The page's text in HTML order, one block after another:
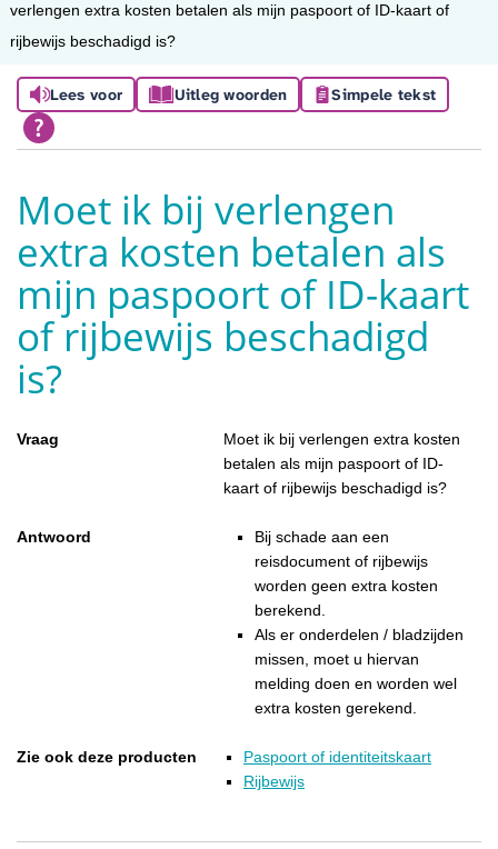
verlengen extra kosten betalen als mijn paspoort of ID-kaart of
rijbewijs beschadigd is?
Lees voor Uitleg woorden Simpele tekst
Moet ik bij verlengen
extra kosten betalen als
mijn paspoort of ID-kaart
of rijbewijs beschadigd
is?
Vraag
Moet ik bij verlengen extra kosten
betalen als mijn paspoort of ID-
kaart of rijbewijs beschadigd is?
Antwoord
Bij schade aan een
reisdocument of rijbewijs
worden geen extra kosten
berekend.
Als er onderdelen / bladzijden
missen, moet u hiervan
melding doen en worden wel
extra kosten gerekend.
Zie ook deze producten
Paspoort of identiteitskaart
Rijbewijs